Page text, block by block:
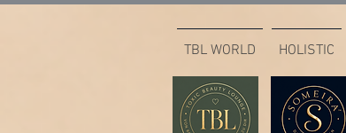
TBL WORLD HOLISTIC